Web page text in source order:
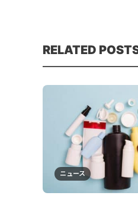
RELATED
ニュース